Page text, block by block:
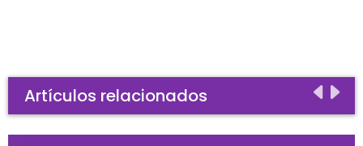
Artículos relacionados